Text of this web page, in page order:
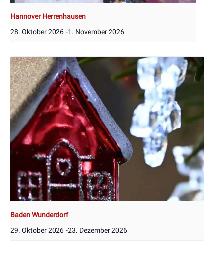
Hannover Herrenhausen
28. Oktober 2026 -1. November 2026
Baden Wunderdorf
29. Oktober 2026 -23. Dezember 2026